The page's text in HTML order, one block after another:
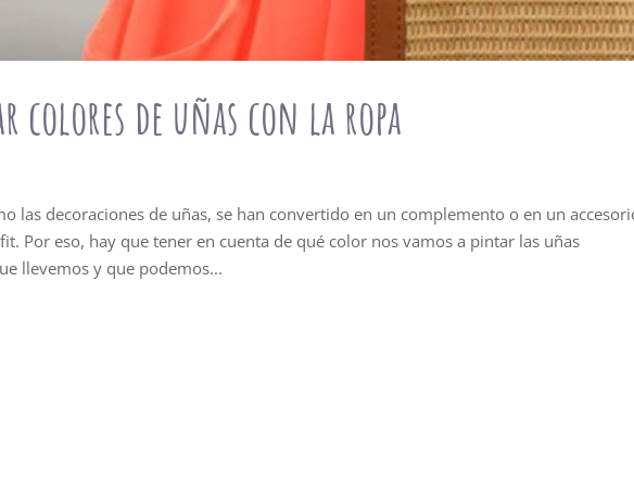
colores de uñas con la ropa
las decoraciones de uñas, se han convertido en un complemento o en un
Por eso, hay que tener en cuenta de qué color nos vamos a pintar las uñas
llevemos y que podemos...